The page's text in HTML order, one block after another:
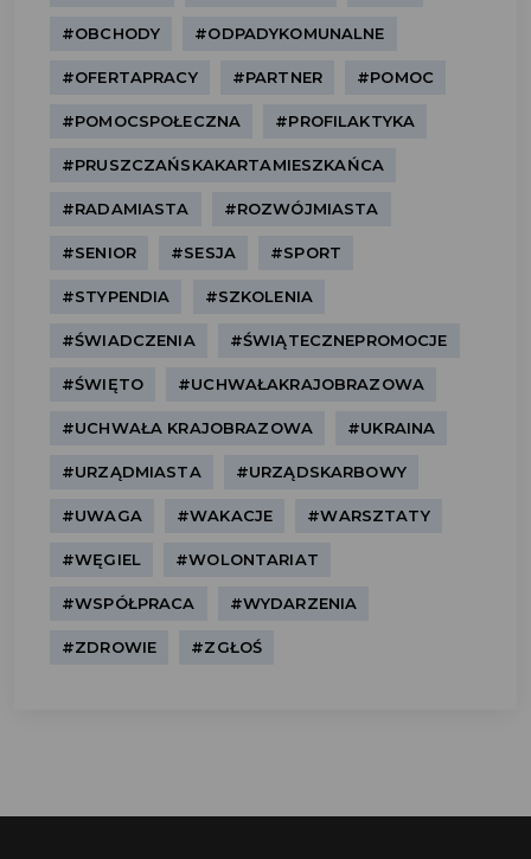
#OBCHODY #ODPADYKOMUNALNE
#OFERTAPRACY #PARTNER #POMOC
#POMOCSPOŁECZNA #PROFILAKTYKA
#PRUSZCZAŃSKAKARTAMIESZKAŃCA
#RADAMIASTA #ROZWÓJMIASTA
#SENIOR #SESJA #SPORT
#STYPENDIA #SZKOLENIA
#ŚWIADCZENIA #ŚWIĄTECZNEPROMOCJE
#ŚWIĘTO #UCHWAŁAKRAJOBRAZOWA
#UCHWAŁA KRAJOBRAZOWA #UKRAINA
#URZĄDMIASTA #URZĄDSKARBOWY
#UWAGA #WAKACJE #WARSZTATY
#WĘGIEL #WOLONTARIAT
#WSPÓŁPRACA #WYDARZENIA
#ZDROWIE #ZGŁOŚ